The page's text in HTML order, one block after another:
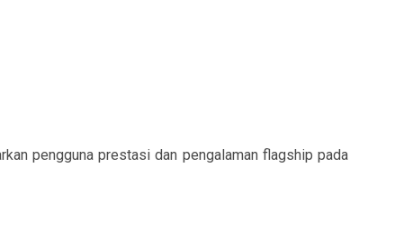
pengguna prestasi dan pengalaman flagship pada